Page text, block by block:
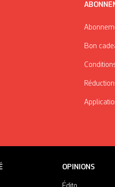
Bon
OPINIONS